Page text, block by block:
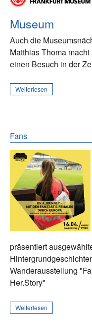
Museum
Auch die
Matthias Thoma
einen Besuch in der
Weiterlesen
Fans
präsentiert
Wanderausstellung
Her.Story"
Weiterlesen